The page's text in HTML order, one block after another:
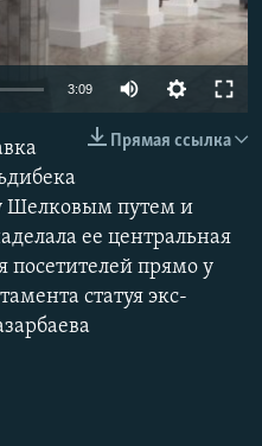
480p
3:09
480p
720p
1080p
Прямая ссылка
Шелковым путем и
ее центральная
посетителей прямо у
статуя экс-